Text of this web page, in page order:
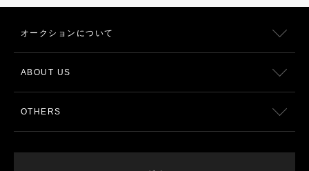
オークションについて
ABOUT US
OTHERS